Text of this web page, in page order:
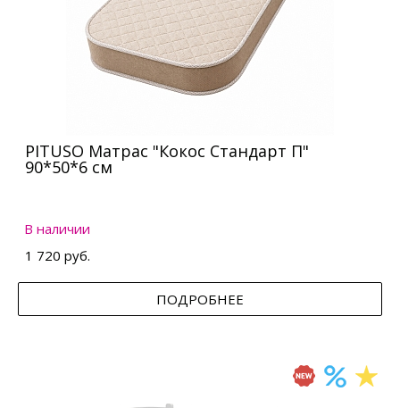
PITUSO Матрас "Кокос Стандарт П"
90*50*6 см
В наличии
1 720 руб.
ПОДРОБНЕЕ